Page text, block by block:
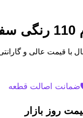
ام 110 سفید اورجینال با قیمت عالی و
ضمانت اصالت قطعه
روز بازار